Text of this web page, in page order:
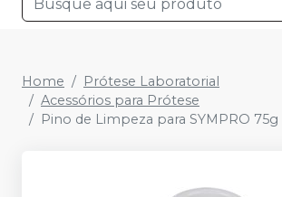
Home
Prótese Laboratorial
Acessórios para Prótese
Pino de Limpeza para SYMPRO